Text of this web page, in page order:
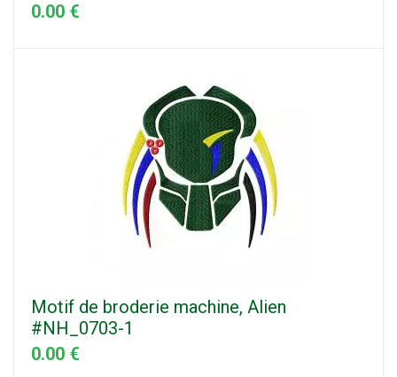
0.00 €
Motif de broderie machine, Alien
#NH_0703-1
0.00 €